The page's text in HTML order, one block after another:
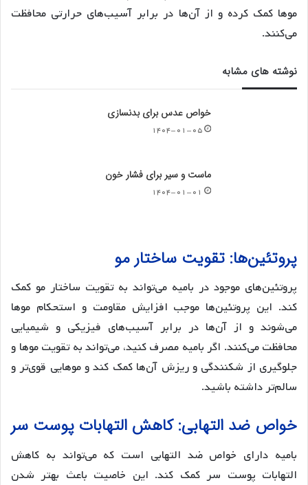
موها کمک کرده و از آن‌ها در برابر آسیب‌های حرارتی محافظت
می‌کنند.
نوشته های مشابه
خواص عدس برای بدنسازی
۱۴۰۴-۰۱-۰۵
ماست و سیر برای فشار خون
۱۴۰۴-۰۱-۰۱
پروتئین‌ها: تقویت ساختار مو
پروتئین‌های موجود در بامیه می‌تواند به تقویت ساختار مو کمک
کند. این پروتئین‌ها موجب افزایش مقاومت و استحکام موها
می‌شوند و از آن‌ها در برابر آسیب‌های فیزیکی و شیمیایی
محافظت می‌کنند. اگر بامیه مصرف کنید، می‌تواند به تقویت موها و
جلوگیری از شکنندگی و ریزش آن‌ها کمک کند و موهایی قوی‌تر و
سالم‌تر داشته باشید.
خواص ضد التهابی: کاهش التهابات پوست سر
بامیه دارای خواص ضد التهابی است که می‌تواند به کاهش
التهابات پوست سر کمک کند. این خاصیت باعث بهتر شدن